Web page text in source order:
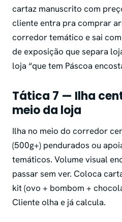
cartaz manuscrito com
cliente entra pra comprar
corredor temático e sai
de exposição que separa
loja “que tem Páscoa
Tática 7 — Ilha
meio da loja
Ilha no meio do corredor
(500g+) pendurados ou
temáticos. Volume visual
passar sem ver. Coloca
kit (ovo + bombom +
Cliente olha e já calcula.